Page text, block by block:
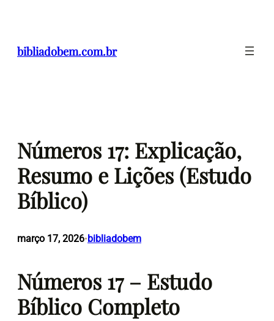
conteúdo
bibliadobem.com.br
Números 17: Explicação,
Resumo e Lições (Estudo
Bíblico)
março 17, 2026•bibliadobem
Números 17 – Estudo
Bíblico Completo